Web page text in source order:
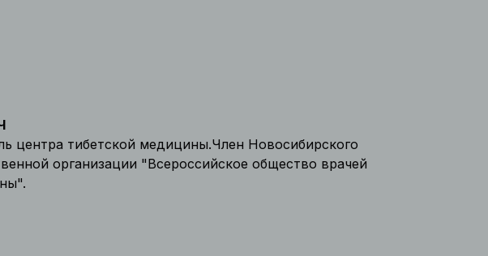
центра тибетской медицины.Член Новосибирского
организации "Всероссийское общество врачей